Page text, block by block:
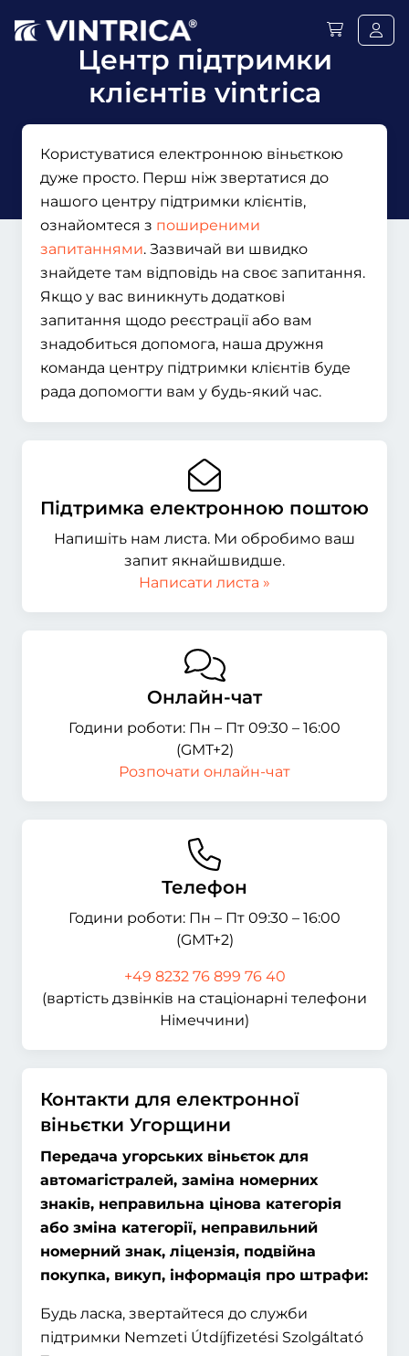
Центр підтримки
клієнтів vintrica
Користуватися електронною віньєткою
дуже просто. Перш ніж звертатися до
нашого центру підтримки клієнтів,
ознайомтеся з поширеними
запитаннями. Зазвичай ви швидко
знайдете там відповідь на своє запитання.
Якщо у вас виникнуть додаткові
запитання щодо реєстрації або вам
знадобиться допомога, наша дружня
команда центру підтримки клієнтів буде
рада допомогти вам у будь-який час.
Підтримка електронною поштою
Напишіть нам листа. Ми обробимо ваш
запит якнайшвидше.
Написати листа »
Онлайн-чат
Години роботи: Пн – Пт 09:30 – 16:00
(GMT+2)
Розпочати онлайн-чат
Телефон
Години роботи: Пн – Пт 09:30 – 16:00
(GMT+2)
+49 8232 76 899 76 40
(вартість дзвінків на стаціонарні телефони
Німеччини)
Контакти для електронної
віньєтки Угорщини
Передача угорських віньєток для
автомагістралей, заміна номерних
знаків, неправильна цінова категорія
або зміна категорії, неправильний
номерний знак, ліцензія, подвійна
покупка, викуп, інформація про штрафи:
Будь ласка, звертайтеся до служби
підтримки Nemzeti Útdíjfizetési Szolgáltató